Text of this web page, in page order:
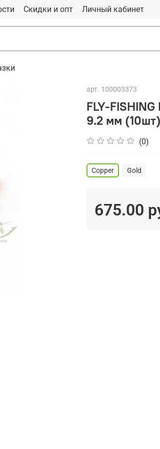
Скидки и опт Личный кабинет
арт. 100003373
FLY-
9.2 мм (10шт)
(0)
Copper Gold
675.00